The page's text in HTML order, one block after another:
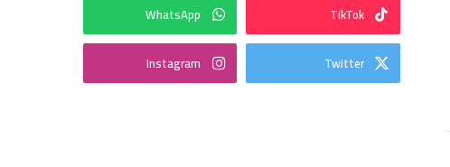
TikTok
WhatsApp
Twitter
Instagram